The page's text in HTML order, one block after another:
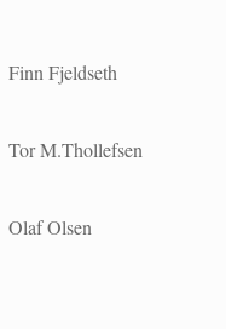
Finn Fjeldseth
Tor M.Thollefsen
Olaf Olsen